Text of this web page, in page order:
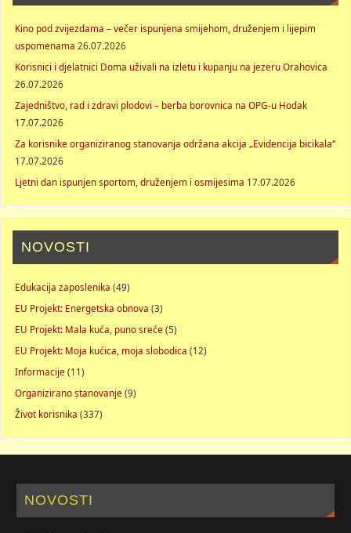
Kino pod zvijezdama – večer ispunjena smijehom, druženjem i lijepim
uspomenama 26.07.2026
Korisnici i djelatnici Doma uživali na izletu i kupanju na jezeru Orahovica
26.07.2026
Zajedništvo, rad i zdravi plodovi – berba borovnica na OPG-u Hodak
17.07.2026
Za korisnike organiziranog stanovanja održana akcija „Evidencija bicikala“
17.07.2026
Ljetni dan ispunjen sportom, druženjem i osmijesima 17.07.2026
NOVOSTI
Edukacija zaposlenika (49)
EU Projekt: Energetska obnova (3)
EU Projekt: Mala kuća, puno sreće (5)
EU Projekt: Moja kućica, moja slobodica (12)
Informacije (11)
Organizirano stanovanje (9)
Život korisnika (337)
NOVOSTI